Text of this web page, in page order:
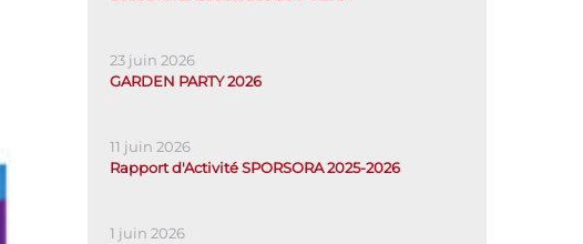
23 juin 2026
GARDEN PARTY 2026
11 juin 2026
Rapport d'Activité SPORSORA 2025-2026
1 juin 2026